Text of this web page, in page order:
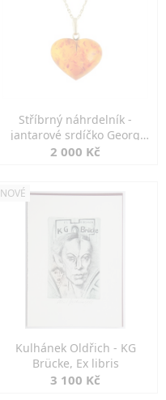
Stříbrný náhrdelník -
jantarové srdíčko Georg
Kramer
2 000 Kč
NOVÉ
Kulhánek Oldřich - KG
Brücke, Ex libris
3 100 Kč